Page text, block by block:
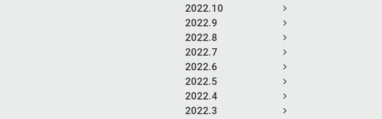
2022.10
2022.9
2022.8
2022.7
2022.6
2022.5
2022.4
2022.3